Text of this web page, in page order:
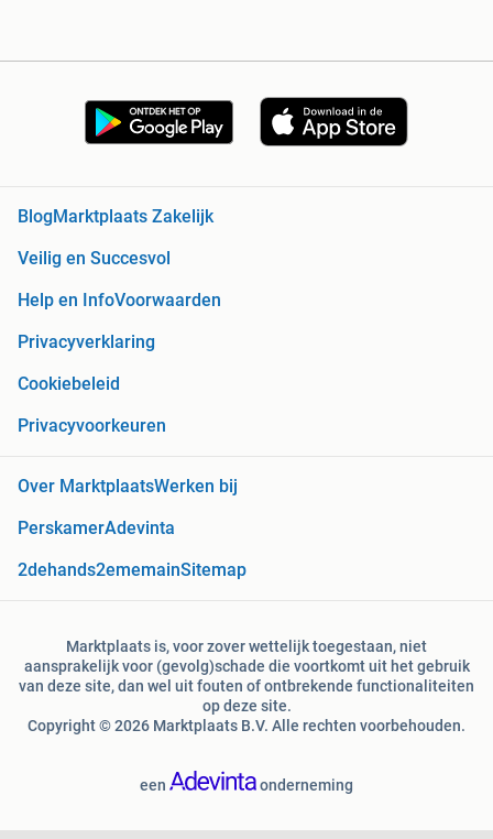
BlogMarktplaats Zakelijk
Veilig en Succesvol
Help en InfoVoorwaarden
Privacyverklaring
Cookiebeleid
Privacyvoorkeuren
Over MarktplaatsWerken bij
PerskamerAdevinta
2dehands2ememainSitemap
Marktplaats is, voor zover wettelijk toegestaan, niet
aansprakelijk voor (gevolg)schade die voortkomt uit het gebruik
van deze site, dan wel uit fouten of ontbrekende functionaliteiten
op deze site.
Copyright © 2026 Marktplaats B.V. Alle rechten voorbehouden.
een onderneming